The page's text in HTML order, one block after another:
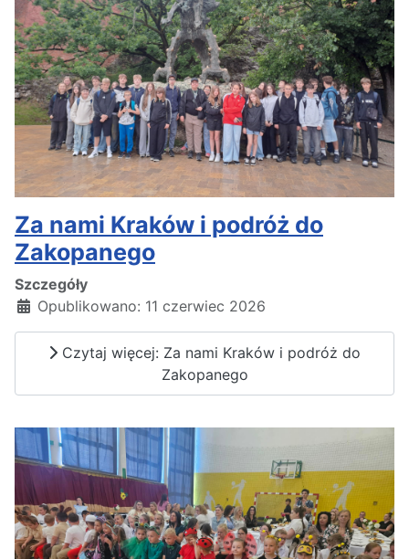
Za nami Kraków i podróż do
Zakopanego
Szczegóły
Opublikowano: 11 czerwiec 2026
Czytaj więcej: Za nami Kraków i podróż do
Zakopanego